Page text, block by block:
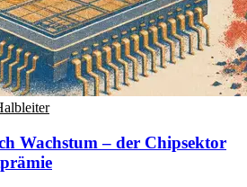
Wachstum – der Chipsektor